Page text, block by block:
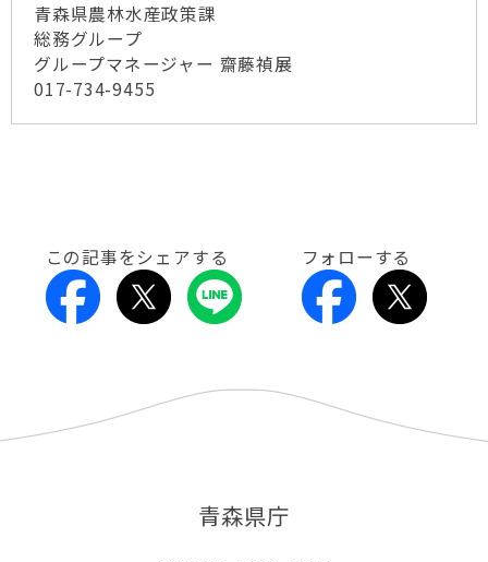
青森県農林水産政策課
総務グループ
グループマネージャー 齋藤禎展
017-734-9455
この記事をシェアする フォローする
青森県庁